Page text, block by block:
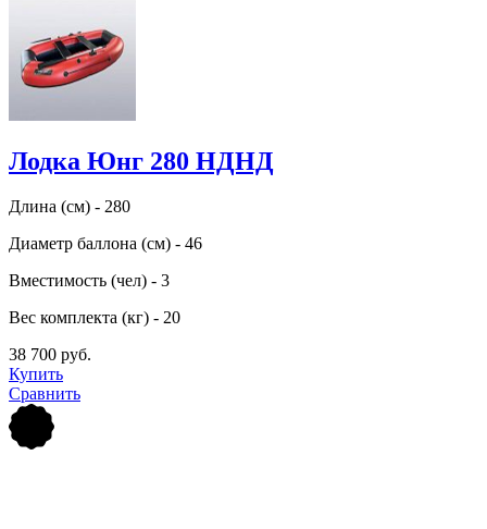
Лодка Юнг 280 НДНД
Длина (см) - 280
Диаметр баллона (см) - 46
Вместимость (чел) - 3
Вес комплекта (кг) - 20
38 700 руб.
Купить
Сравнить